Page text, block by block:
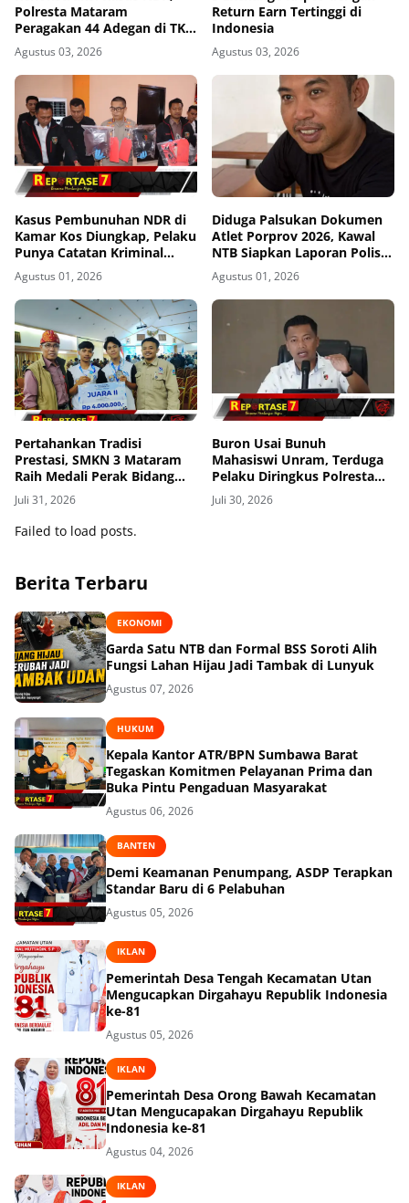
Polresta Mataram
Peragakan 44 Adegan di TKP
Kos Gomong
Agustus 03, 2026
Return Earn Tertinggi di
Indonesia
Agustus 03, 2026
Kasus Pembunuhan NDR di
Kamar Kos Diungkap, Pelaku
Punya Catatan Kriminal
Kekerasan
Agustus 01, 2026
Diduga Palsukan Dokumen
Atlet Porprov 2026, Kawal
NTB Siapkan Laporan Polisi
ke Polda NTB
Agustus 01, 2026
Pertahankan Tradisi
Prestasi, SMKN 3 Mataram
Raih Medali Perak Bidang
Robotics di LKS Tingkat
Provinsi 2026
Juli 31, 2026
Buron Usai Bunuh
Mahasiswi Unram, Terduga
Pelaku Diringkus Polresta
Mataram di Gomong
Juli 30, 2026
Failed to load posts.
Berita Terbaru
EKONOMI
Garda Satu NTB dan Formal BSS Soroti Alih
Fungsi Lahan Hijau Jadi Tambak di Lunyuk
Agustus 07, 2026
HUKUM
Kepala Kantor ATR/BPN Sumbawa Barat
Tegaskan Komitmen Pelayanan Prima dan
Buka Pintu Pengaduan Masyarakat
Agustus 06, 2026
BANTEN
Demi Keamanan Penumpang, ASDP Terapkan
Standar Baru di 6 Pelabuhan
Agustus 05, 2026
IKLAN
Pemerintah Desa Tengah Kecamatan Utan
Mengucapkan Dirgahayu Republik Indonesia
ke-81
Agustus 05, 2026
IKLAN
Pemerintah Desa Orong Bawah Kecamatan
Utan Mengucapakan Dirgahayu Republik
Indonesia ke-81
Agustus 04, 2026
IKLAN